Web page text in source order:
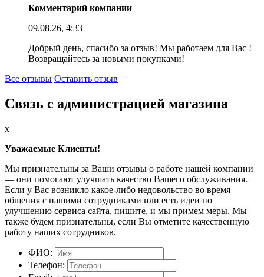
Комментарий компании
09.08.26, 4:33
Добрый день, спасибо за отзыв! Мы работаем для Вас !
Возвращайтесь за новыми покупками!
Все отзывы Оставить отзыв
Связь с администрацией магазина
x
Уважаемые Клиенты!
Мы признательны за Ваши отзывы о работе нашей компании
— они помогают улучшать качество Вашего обслуживания.
Если у Вас возникло какое-либо недовольство во время
общения с нашими сотрудниками или есть идеи по
улучшению сервиса сайта, пишите, и мы примем меры. Мы
также будем признательны, если Вы отметите качественную
работу наших сотрудников.
ФИО:
Телефон: